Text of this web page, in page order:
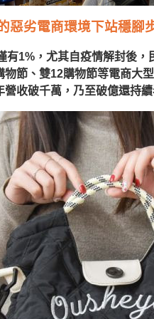
惡劣電商環境下站穩腳
有1% ，尤其自疫情解封後
物節、雙12購物節等電商大
營收破千萬，乃至破億還持